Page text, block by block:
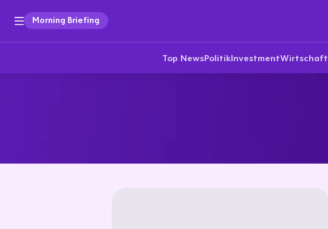
Morning Briefing
Top NewsPolitikInvestmentWirtschaft